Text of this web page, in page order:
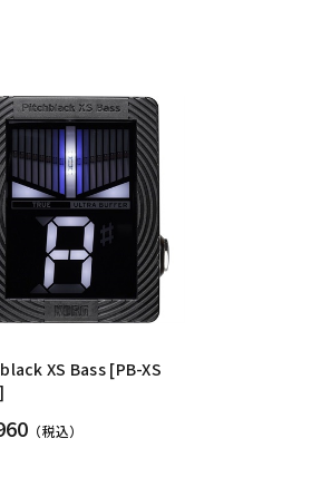
XS Bass [PB-XS
（税込）